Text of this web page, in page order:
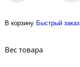
В корзину Быстрый заказ
Вес товара